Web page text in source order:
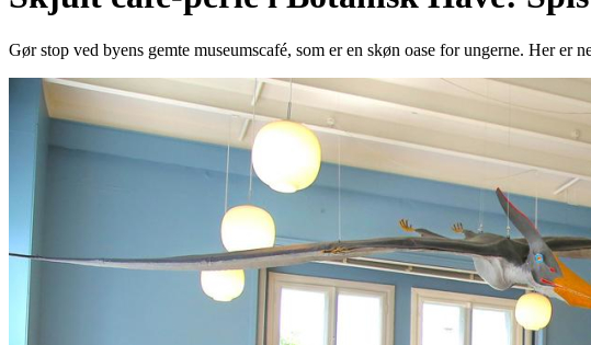
Gør stop ved byens gemte museumscafé, som er en skøn oase for ungerne. Her er